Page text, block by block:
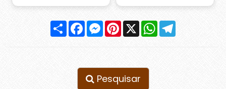
Compartilhar
FacebookMessenger
Pinterest
X WhatsApp
Pesquisar